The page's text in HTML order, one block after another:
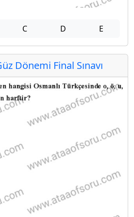
C D E
Dönemi Final Sınavı